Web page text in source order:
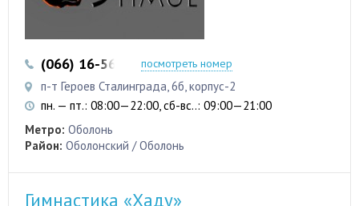
(066) 16-56-226посмотреть номер
п-т Героев Сталинграда, 6б, корпус-2
пн. — пт.: 08:00—22:00, сб-вс..: 09:00—21:00
Метро: Оболонь
Район: Оболонский / Оболонь
Гимнастика «Хаду»